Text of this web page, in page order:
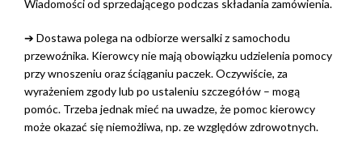
Wiadomości od sprzedającego podczas składania zamówienia.
➔ Dostawa polega na odbiorze wersalki z samochodu
przewoźnika. Kierowcy nie mają obowiązku udzielenia pomocy
przy wnoszeniu oraz ściąganiu paczek. Oczywiście, za
wyrażeniem zgody lub po ustaleniu szczegółów – mogą
pomóc. Trzeba jednak mieć na uwadze, że pomoc kierowcy
może okazać się niemożliwa, np. ze względów zdrowotnych.